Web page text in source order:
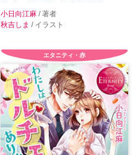
小日向江麻 / 著者
秋吉しま / イラスト
エタニティ・赤